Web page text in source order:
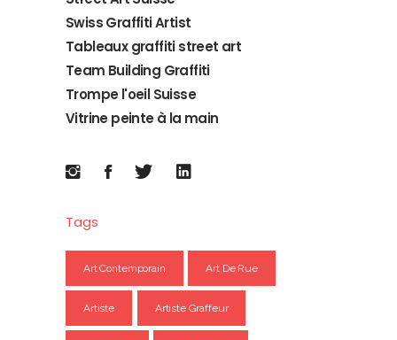
Swiss Graffiti Artist
Tableaux graffiti street art
Team Building Graffiti
Trompe l'oeil Suisse
Vitrine peinte à la main
Tags
Art Contemporain Art De Rue
Artiste Artiste Graffeur